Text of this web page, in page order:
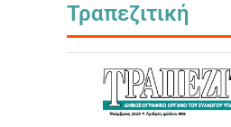
Τραπεζιτική